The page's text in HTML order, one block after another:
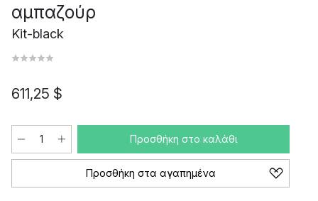
αμπαζούρ
Kit-black
611,25 $
Προσθήκη στο καλάθι
Προσθήκη στα αγαπημένα